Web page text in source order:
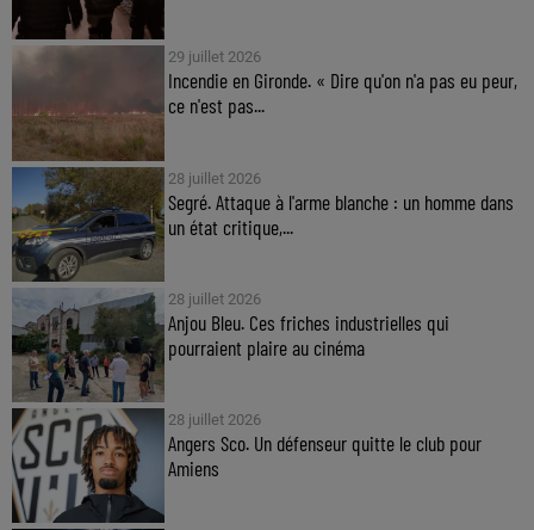
29 juillet 2026
Incendie en Gironde. « Dire qu'on n'a pas eu peur,
ce n'est pas...
28 juillet 2026
Segré. Attaque à l'arme blanche : un homme dans
un état critique,...
28 juillet 2026
Anjou Bleu. Ces friches industrielles qui
pourraient plaire au cinéma
28 juillet 2026
Angers Sco. Un défenseur quitte le club pour
Amiens